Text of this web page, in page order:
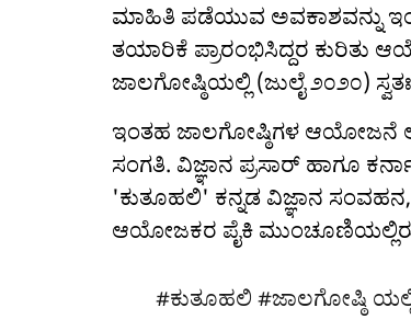
ಮಾಹಿತಿ ಪಡೆಯುವ ಅವಕಾಶವನ್ನು
ತಯಾರಿಕೆ ಪ್ರಾರಂಭಿಸಿದ್ದರ ಕುರಿತು
ಜಾಲಗೋಷ್ಠಿಯಲ್ಲಿ (ಜುಲೈ ೨೦೨೦)
ಇಂತಹ ಜಾಲಗೋಷ್ಠಿಗಳ ಆಯೋಜನೆ
ಸಂಗತಿ. ವಿಜ್ಞಾನ ಪ್ರಸಾರ್ ಹಾಗೂ
'ಕುತೂಹಲಿ' ಕನ್ನಡ ವಿಜ್ಞಾನ
ಆಯೋಜಕರ ಪೈಕಿ
#ಕುತೂಹಲಿ #ಜಾಲಗೋಷ್ಠಿ